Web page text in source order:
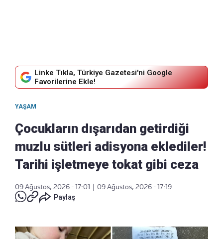
Linke Tıkla, Türkiye Gazetesi'ni Google
Favorilerine Ekle!
YAŞAM
Çocukların dışarıdan getirdiği
muzlu sütleri adisyona eklediler!
Tarihi işletmeye tokat gibi ceza
09 Ağustos, 2026 - 17:01
09 Ağustos, 2026 - 17:19
Paylaş